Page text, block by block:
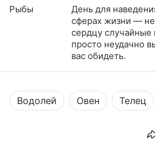
Рыбы
День для
сферах жизни —
сердцу случайные
просто неудачно
вас обидеть.
Водолей Овен Телец